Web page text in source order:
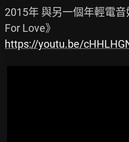
2015年 與另一個年輕電
https://youtu.be/